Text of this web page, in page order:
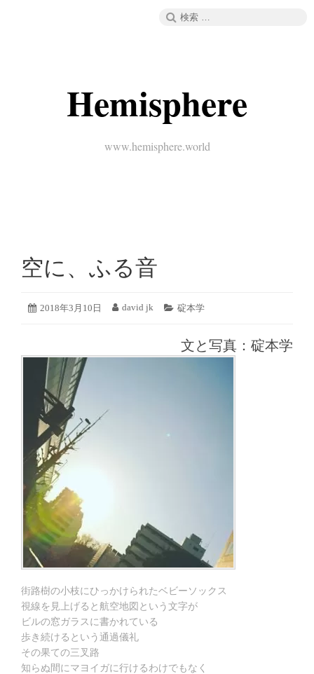
検
Hemisphere
www.hemisphere.world
空に、ふる音
投
2018年3月10日
2019
19
投
david jk
カ
リ
ー:
碇本学
文と写真：碇本学
街路樹の小枝にひっかけられたベビーソックス
視線を見上げると航空地図という文字が
ビルの窓ガラスに書かれている
歩き続けるという通過儀礼
その果ての三叉路
知らぬ間にマヨイガに行けるわけでもなく